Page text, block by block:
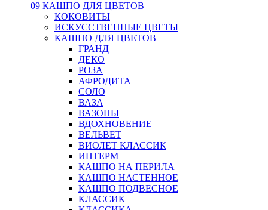
09 КАШПО ДЛЯ ЦВЕТОВ
КОКОВИТЫ
ИСКУССТВЕННЫЕ ЦВЕТЫ
КАШПО ДЛЯ ЦВЕТОВ
ГРАНД
ДЕКО
РОЗА
АФРОДИТА
СОЛО
ВАЗА
ВАЗОНЫ
ВДОХНОВЕНИЕ
ВЕЛЬВЕТ
ВИОЛЕТ КЛАССИК
ИНТЕРМ
КАШПО НА ПЕРИЛА
КАШПО НАСТЕННОЕ
КАШПО ПОДВЕСНОЕ
КЛАССИК